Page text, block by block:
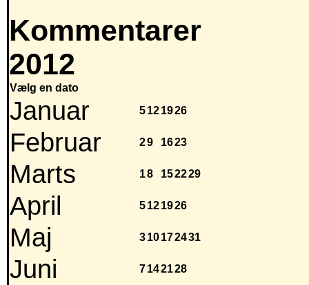
Kommentarer
2012
Vælg en dato
Januar 5121926
Februar 29 1623
Marts 18 152229
April 5121926
Maj 310172431
Juni 7142128